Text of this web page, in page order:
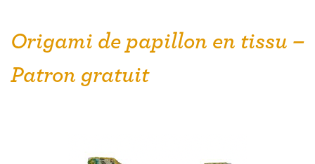
Origami de papillon en tissu –
Patron gratuit